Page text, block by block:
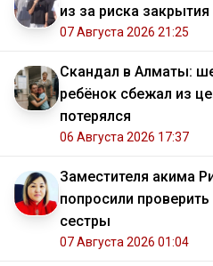
из за риска
07 Августа 2026 21:25
Скандал в Алматы:
ребёнок сбежал из
потерялся
06 Августа 2026 17:37
Заместителя акима
попросили
сестры
07 Августа 2026 01:04